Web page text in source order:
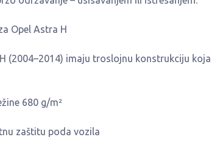
Opel Astra H
(2004–2014) imaju troslojnu konstrukciju
680 g/m²
zaštitu poda vozila